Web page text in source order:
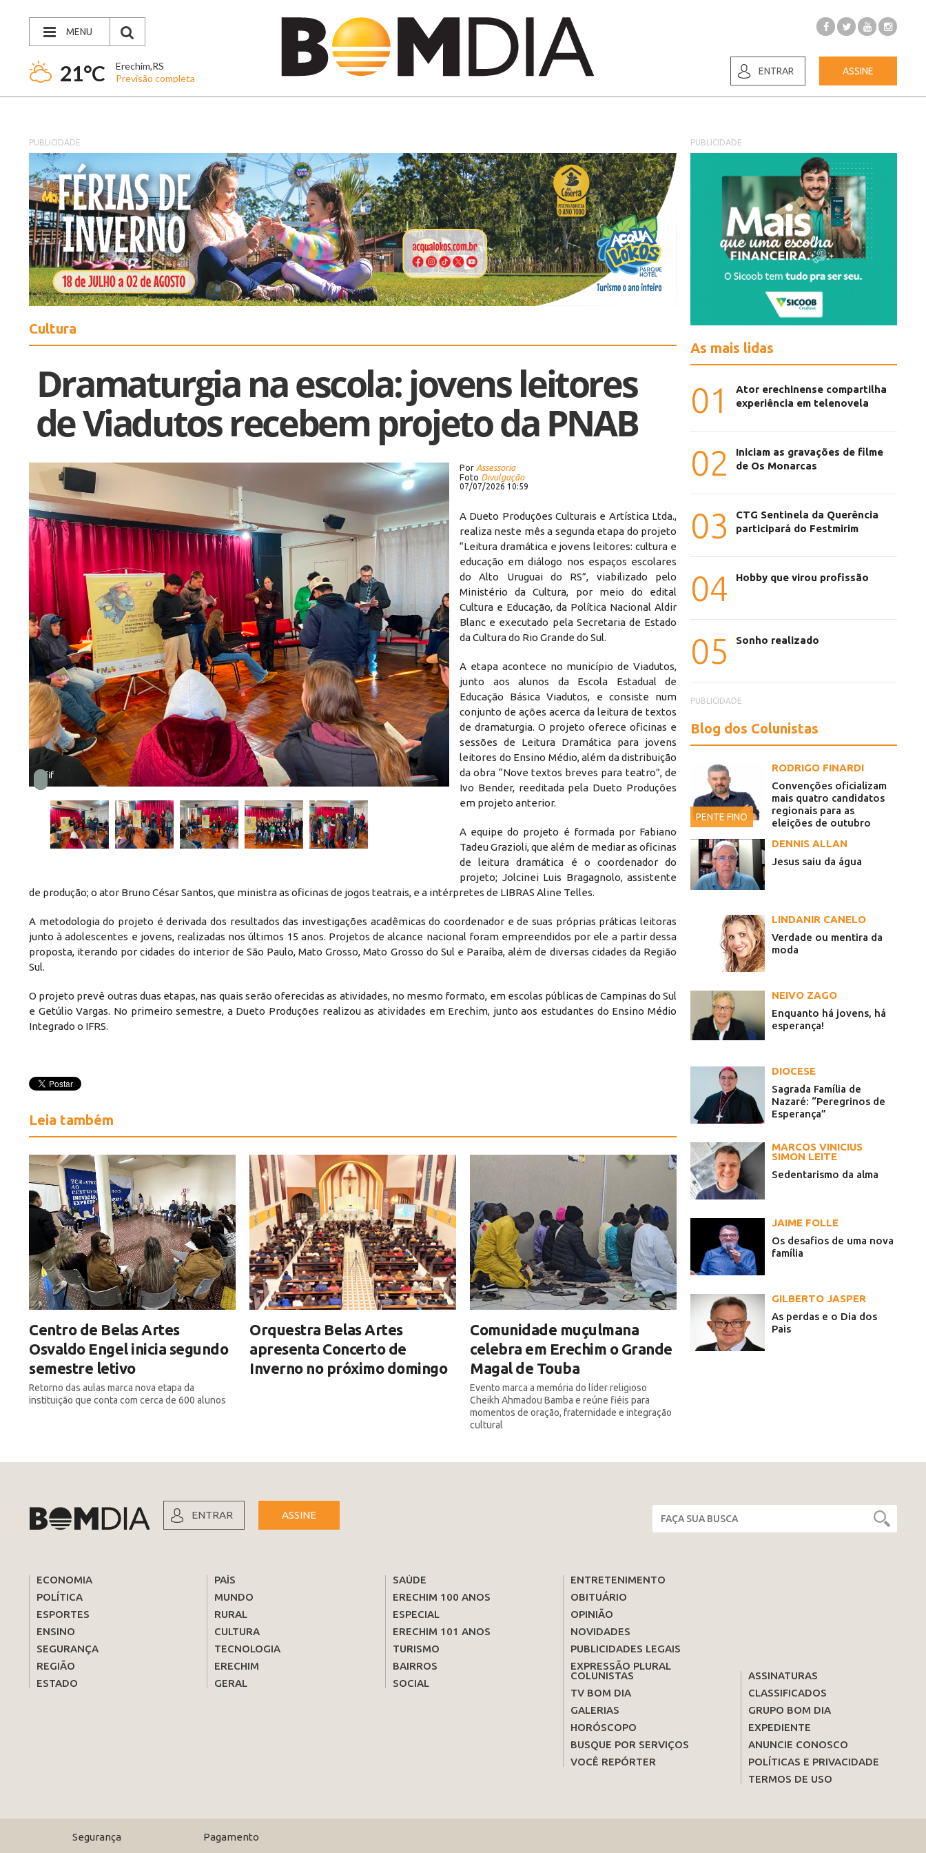
MENU
21°C
Erechim,RS
Previsão completa
ENTRAR ASSINE
PUBLICIDADE
Cultura
Dramaturgia na escola: jovens leitores
de Viadutos recebem projeto da PNAB
1.jfif 2.jfif
Por Assessoria
Foto Divulgação
07/07/2026 10:59
A Dueto Produções Culturais e Artística Ltda.,
realiza neste mês a segunda etapa do projeto
“Leitura dramática e jovens leitores: cultura e
educação em diálogo nos espaços escolares
do Alto Uruguai do RS”, viabilizado pelo
Ministério da Cultura, por meio do edital
Cultura e Educação, da Política Nacional Aldir
Blanc e executado pela Secretaria de Estado
da Cultura do Rio Grande do Sul.
A etapa acontece no município de Viadutos,
junto aos alunos da Escola Estadual de
Educação Básica Viadutos, e consiste num
conjunto de ações acerca da leitura de textos
de dramaturgia. O projeto oferece oficinas e
sessões de Leitura Dramática para jovens
leitores do Ensino Médio, além da distribuição
da obra “Nove textos breves para teatro”, de
Ivo Bender, reeditada pela Dueto Produções
em projeto anterior.
A equipe do projeto é formada por Fabiano
Tadeu Grazioli, que além de mediar as oficinas
de leitura dramática é o coordenador do
projeto; Jolcinei Luis Bragagnolo, assistente
de produção; o ator Bruno César Santos, que ministra as oficinas de jogos teatrais, e a intérpretes de LIBRAS Aline Telles.
A metodologia do projeto é derivada dos resultados das investigações acadêmicas do coordenador e de suas próprias práticas leitoras
junto à adolescentes e jovens, realizadas nos últimos 15 anos. Projetos de alcance nacional foram empreendidos por ele a partir dessa
proposta, iterando por cidades do interior de São Paulo, Mato Grosso, Mato Grosso do Sul e Paraíba, além de diversas cidades da Região
Sul.
O projeto prevê outras duas etapas, nas quais serão oferecidas as atividades, no mesmo formato, em escolas públicas de Campinas do Sul
e Getúlio Vargas. No primeiro semestre, a Dueto Produções realizou as atividades em Erechim, junto aos estudantes do Ensino Médio
Integrado o IFRS.
Leia também
Centro de Belas Artes
Osvaldo Engel inicia segundo
semestre letivo
Retorno das aulas marca nova etapa da
instituição que conta com cerca de 600 alunos
Orquestra Belas Artes
apresenta Concerto de
Inverno no próximo domingo
Comunidade muçulmana
celebra em Erechim o Grande
Magal de Touba
Evento marca a memória do líder religioso
Cheikh Ahmadou Bamba e reúne fiéis para
momentos de oração, fraternidade e integração
cultural
PUBLICIDADE
As mais lidas
01
Ator erechinense compartilha
experiência em telenovela
02
Iniciam as gravações de filme
de Os Monarcas
03
CTG Sentinela da Querência
participará do Festmirim
04 Hobby que virou profissão
05 Sonho realizado
PUBLICIDADE
Blog dos Colunistas
PENTE FINO
RODRIGO FINARDI
Convenções oficializam
mais quatro candidatos
regionais para as
eleições de outubro
DENNIS ALLAN
Jesus saiu da água
LINDANIR CANELO
Verdade ou mentira da
moda
NEIVO ZAGO
Enquanto há jovens, há
esperança!
DIOCESE
Sagrada Família de
Nazaré: “Peregrinos de
Esperança”
MARCOS VINICIUS
SIMON LEITE
Sedentarismo da alma
JAIME FOLLE
Os desafios de uma nova
família
GILBERTO JASPER
As perdas e o Dia dos
Pais
ENTRAR ASSINE
ECONOMIA
POLÍTICA
ESPORTES
ENSINO
SEGURANÇA
REGIÃO
ESTADO
PAÍS
MUNDO
RURAL
CULTURA
TECNOLOGIA
ERECHIM
GERAL
SAÚDE
ERECHIM 100 ANOS
ESPECIAL
ERECHIM 101 ANOS
TURISMO
BAIRROS
SOCIAL
ENTRETENIMENTO
OBITUÁRIO
OPINIÃO
NOVIDADES
PUBLICIDADES LEGAIS
EXPRESSÃO PLURAL
COLUNISTAS
TV BOM DIA
GALERIAS
HORÓSCOPO
BUSQUE POR SERVIÇOS
VOCÊ REPÓRTER
ASSINATURAS
CLASSIFICADOS
GRUPO BOM DIA
EXPEDIENTE
ANUNCIE CONOSCO
POLÍTICAS E PRIVACIDADE
TERMOS DE USO
Segurança Pagamento